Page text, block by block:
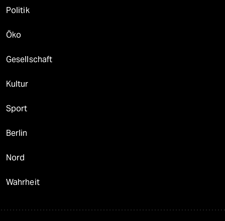
Politik
Öko
Gesellschaft
Kultur
Sport
Berlin
Nord
Wahrheit